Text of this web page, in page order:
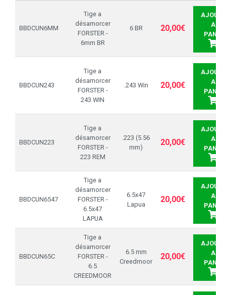
BBDCUN6MM
Tige a
désamorcer
FORSTER -
6mm BR
6 BR 20,00€
AU
PANIER
BBDCUN243
Tige a
désamorcer
FORSTER -
243 WIN
.243 Win 20,00€
AU
PANIER
BBDCUN223
Tige a
désamorcer
FORSTER -
223 REM
.223 (5.56
mm)
20,00€
AU
PANIER
BBDCUN6547
Tige a
désamorcer
FORSTER -
6.5x47
LAPUA
6.5x47
Lapua
20,00€
AU
PANIER
BBDCUN65C
Tige a
désamorcer
FORSTER -
6.5
CREEDMOOR
6.5 mm
Creedmoor
20,00€
AU
PANIER